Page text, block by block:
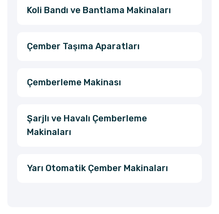
Koli Bandı ve Bantlama Makinaları
Çember Taşıma Aparatları
Çemberleme Makinası
Şarjlı ve Havalı Çemberleme
Makinaları
Yarı Otomatik Çember Makinaları